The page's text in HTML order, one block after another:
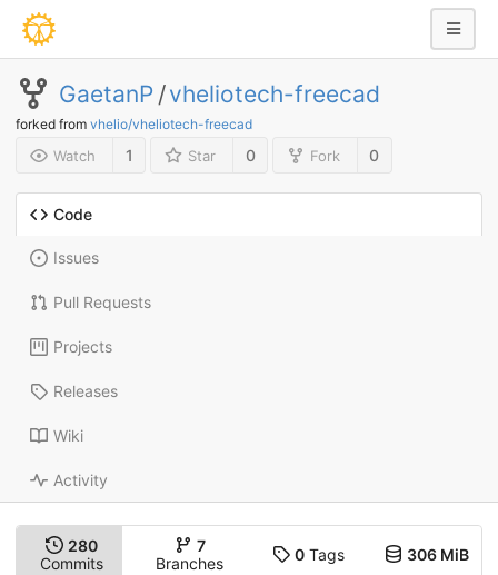
GaetanP /vheliotech-freecad
forked from vhelio/vheliotech-freecad
Watch 1 Star 0 Fork 0
Code
Issues
Pull Requests
Projects
Releases
Wiki
Activity
280
Commits
7
Branches
0Tags 306 MiB